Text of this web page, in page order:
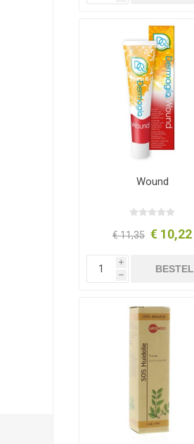
Wound
€ 11,35 € 10,22
i
h
BESTEL